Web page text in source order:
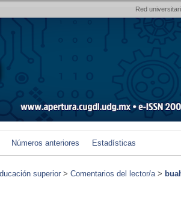
Red
Números anteriores Estadísticas
superior > Comentarios del lector/a>